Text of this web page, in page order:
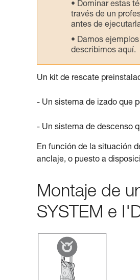
Dominar estas
través de un
antes de
Damos
describimos aquí.
Un kit de rescate
- Un sistema de izado que
- Un sistema de descenso
En función de la situación
anclaje, o puesto a
Montaje de
SYSTEM e